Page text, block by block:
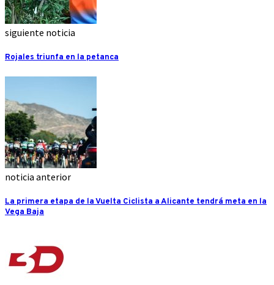
siguiente noticia
Rojales triunfa en la petanca
noticia anterior
La primera etapa de la Vuelta Ciclista a Alicante tendrá meta en la
Vega Baja